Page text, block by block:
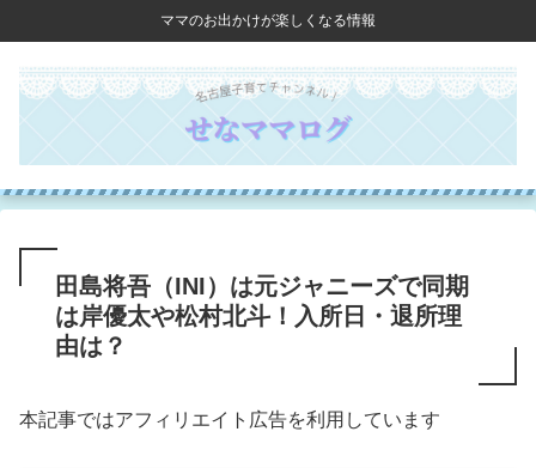
ママのお出かけが楽しくなる情報
田島将吾（INI）は元ジャニーズで同期
は岸優太や松村北斗！入所日・退所理
由は？
本記事ではアフィリエイト広告を利用しています